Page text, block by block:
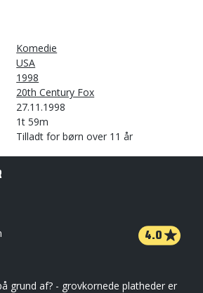
Komedie
USA
1998
20th Century Fox
27.11.1998
1t 59m
Tilladt for børn over 11 år
4.0
grund af? - grovkornede platheder er